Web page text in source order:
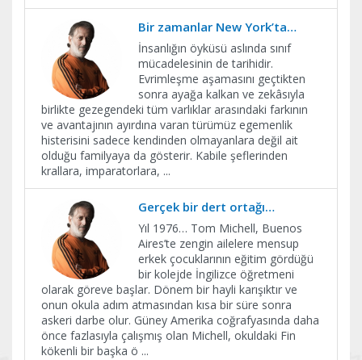
Bir zamanlar New York’ta…
İnsanlığın öyküsü aslında sınıf
mücadelesinin de tarihidir.
Evrimleşme aşamasını geçtikten
sonra ayağa kalkan ve zekâsıyla
birlikte gezegendeki tüm varlıklar arasındaki farkının
ve avantajının ayırdına varan türümüz egemenlik
histerisini sadece kendinden olmayanlara değil ait
olduğu familyaya da gösterir. Kabile şeflerinden
krallara, imparatorlara, ...
Gerçek bir dert ortağı…
Yıl 1976… Tom Michell, Buenos
Aires’te zengin ailelere mensup
erkek çocuklarının eğitim gördüğü
bir kolejde İngilizce öğretmeni
olarak göreve başlar. Dönem bir hayli karışıktır ve
onun okula adım atmasından kısa bir süre sonra
askeri darbe olur. Güney Amerika coğrafyasında daha
önce fazlasıyla çalışmış olan Michell, okuldaki Fin
kökenli bir başka ö ...